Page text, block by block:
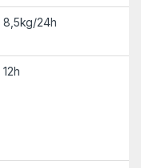
8,5kg/24h
12h